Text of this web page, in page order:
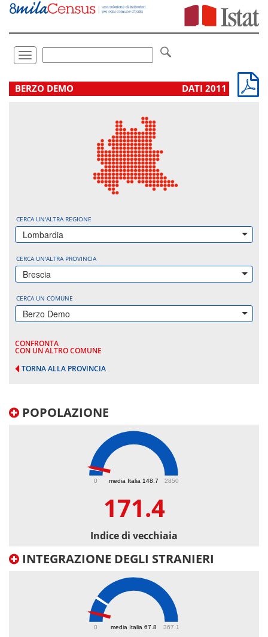
Vai
direttamente
Toggle
navigation
.
BERZO DEMO DATI 2011
CERCA UN'ALTRA REGIONE
Lombardia
CERCA UN'ALTRA PROVINCIA
Brescia
CERCA UN COMUNE
Berzo Demo
CONFRONTA
CON UN ALTRO COMUNE
TORNA ALLA PROVINCIA
POPOLAZIONE
media Italia 148.7
0 2850
171.4
Indice di vecchiaia
INTEGRAZIONE DEGLI STRANIERI
media Italia 67.8
0 367.1